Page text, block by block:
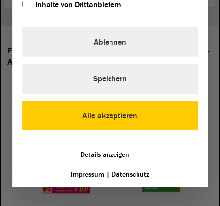
Folgende Fraktionen sind im Landtag von Sachsen-
Anhalt vertreten:
Inhalte von Drittanbietern
Alle akzeptieren
Ablehnen
Speichern
Details anzeigen
Impressum| Datenschutz